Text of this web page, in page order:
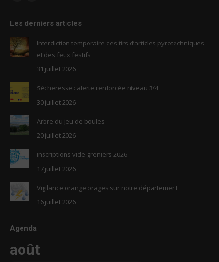
opens
in
new
opens
new
window
Les derniers articles
Interdiction temporaire des tirs d’articles pyrotechniques
et des feux festifs
31 juillet 2026
Sécheresse : alerte renforcée niveau 3/4
30 juillet 2026
Arbre du jeu de boules
20 juillet 2026
Inscriptions vide-greniers 2026
17 juillet 2026
Vigilance orange orages sur notre département
16 juillet 2026
Agenda
août